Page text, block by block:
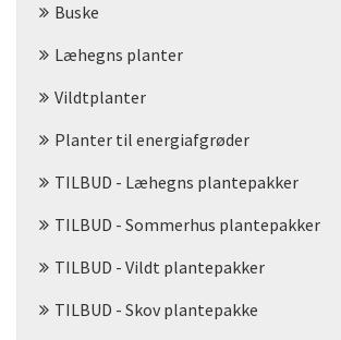
Buske
Læhegns planter
Vildtplanter
Planter til energiafgrøder
TILBUD - Læhegns plantepakker
TILBUD - Sommerhus plantepakker
TILBUD - Vildt plantepakker
TILBUD - Skov plantepakke